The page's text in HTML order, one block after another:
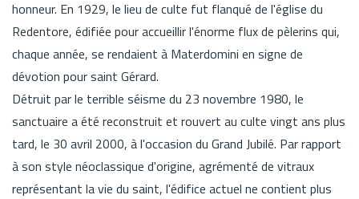
honneur. En 1929, le lieu de culte fut flanqué de l'église du
Redentore, édifiée pour accueillir l'énorme flux de pèlerins qui,
chaque année, se rendaient à Materdomini en signe de
dévotion pour saint Gérard.
Détruit par le terrible séisme du 23 novembre 1980, le
sanctuaire a été reconstruit et rouvert au culte vingt ans plus
tard, le 30 avril 2000, à l'occasion du Grand Jubilé. Par rapport
à son style néoclassique d'origine, agrémenté de vitraux
représentant la vie du saint, l'édifice actuel ne contient plus